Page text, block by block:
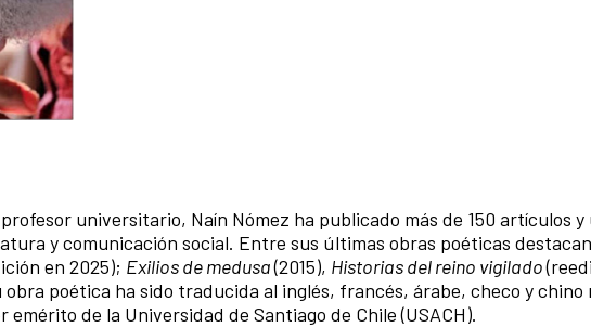
universitario, Naín Nómez ha publicado más de 150 artículos
y comunicación social. Entre sus últimas obras poéticas destacan
en 2025); Exilios de medusa(2015), Historias del reino vigilado
obra poética ha sido traducida al inglés, francés, árabe, checo y chino
de la Universidad de Santiago de Chile (USACH).